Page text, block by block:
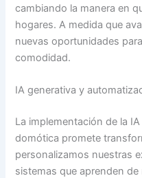
cambiando la manera en
hogares. A medida que
nuevas oportunidades
comodidad.
IA generativa y
La implementación de la
domótica promete
personalizamos nuestras
sistemas que aprenden